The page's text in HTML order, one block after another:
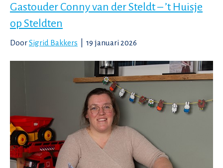
Gastouder Conny van der Steldt – ’t Huisje
op Steldten
DoorSigrid Bakkers 19 januari 2026